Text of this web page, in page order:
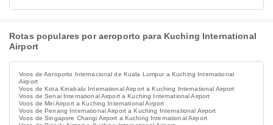
Rotas populares por aeroporto para Kuching International
Airport
Voos de Aeroporto Internacional de Kuala Lumpur a Kuching International
Airport
Voos de Kota Kinabalu International Airport a Kuching International Airport
Voos de Senai International Airport a Kuching International Airport
Voos de Miri Airport a Kuching International Airport
Voos de Penang International Airport a Kuching International Airport
Voos de Singapore Changi Airport a Kuching International Airport